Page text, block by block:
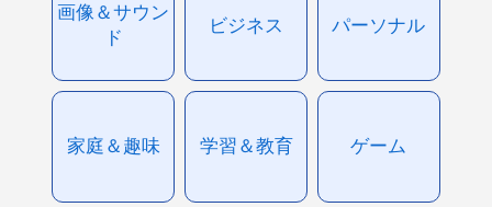
画像＆サウン
ド
ビジネス パーソナル
家庭＆趣味 学習＆教育 ゲーム